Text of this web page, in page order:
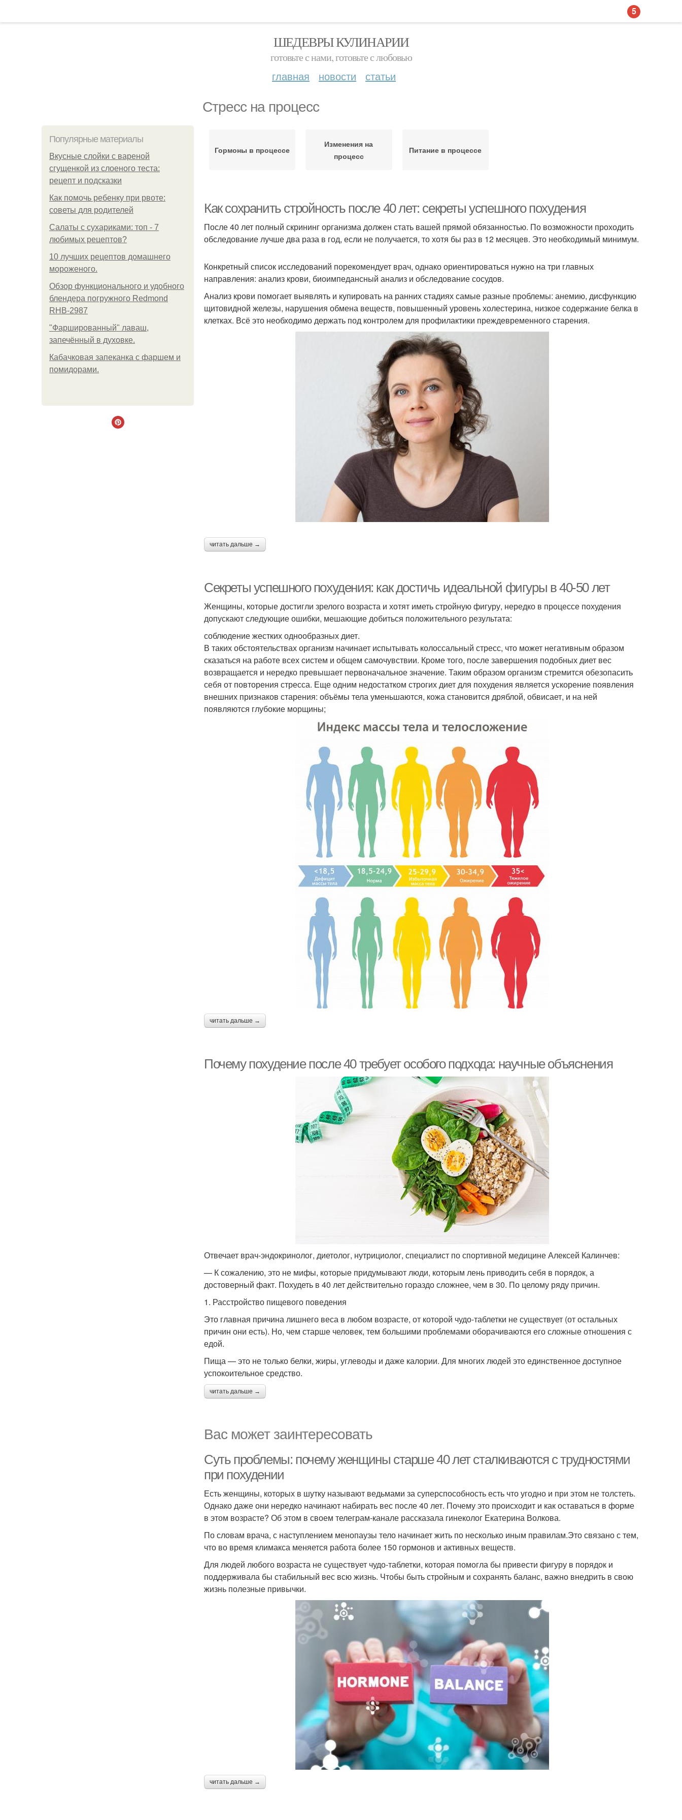
ШЕДЕВРЫ КУЛИНАРИИ
готовьте с нами, готовьте с любовью
главная новости статьи
Стресс на процесс
Популярные материалы
Вкусные слойки с вареной
сгущенкой из слоеного теста:
рецепт и подсказки
Как помочь ребенку при рвоте:
советы для родителей
Салаты с сухариками: топ - 7
любимых рецептов?
10 лучших рецептов домашнего
мороженого.
Обзор функционального и удобного
блендера погружного Redmond
RHB-2987
"Фаршированный" лаваш,
запечённый в духовке.
Кабачковая запеканка с фаршем и
помидорами.
Гормоны в процессе
Изменения на
процесс
Питание в процессе
Как сохранить стройность после 40 лет: секреты успешного похудения
После 40 лет полный скрининг организма должен стать вашей прямой обязанностью. По возможности проходить
обследование лучше два раза в год, если не получается, то хотя бы раз в 12 месяцев. Это необходимый минимум.
Конкретный список исследований порекомендует врач, однако ориентироваться нужно на три главных
направления: анализ крови, биоимпедансный анализ и обследование сосудов.
Анализ крови помогает выявлять и купировать на ранних стадиях самые разные проблемы: анемию, дисфункцию
щитовидной железы, нарушения обмена веществ, повышенный уровень холестерина, низкое содержание белка в
клетках. Всё это необходимо держать под контролем для профилактики преждевременного старения.
читать дальше →
Секреты успешного похудения: как достичь идеальной фигуры в 40-50 лет
Женщины, которые достигли зрелого возраста и хотят иметь стройную фигуру, нередко в процессе похудения
допускают следующие ошибки, мешающие добиться положительного результата:
соблюдение жестких однообразных диет.
В таких обстоятельствах организм начинает испытывать колоссальный стресс, что может негативным образом
сказаться на работе всех систем и общем самочувствии. Кроме того, после завершения подобных диет вес
возвращается и нередко превышает первоначальное значение. Таким образом организм стремится обезопасить
себя от повторения стресса. Еще одним недостатком строгих диет для похудения является ускорение появления
внешних признаков старения: объёмы тела уменьшаются, кожа становится дряблой, обвисает, и на ней
появляются глубокие морщины;
читать дальше →
Почему похудение после 40 требует особого подхода: научные объяснения
Отвечает врач-эндокринолог, диетолог, нутрициолог, специалист по спортивной медицине Алексей Калинчев:
— К сожалению, это не мифы, которые придумывают люди, которым лень приводить себя в порядок, а
достоверный факт. Похудеть в 40 лет действительно гораздо сложнее, чем в 30. По целому ряду причин.
1. Расстройство пищевого поведения
Это главная причина лишнего веса в любом возрасте, от которой чудо-таблетки не существует (от остальных
причин они есть). Но, чем старше человек, тем большими проблемами оборачиваются его сложные отношения с
едой.
Пища — это не только белки, жиры, углеводы и даже калории. Для многих людей это единственное доступное
успокоительное средство.
читать дальше →
Вас может заинтересовать
Суть проблемы: почему женщины старше 40 лет сталкиваются с трудностями
при похудении
Есть женщины, которых в шутку называют ведьмами за суперспособность есть что угодно и при этом не толстеть.
Однако даже они нередко начинают набирать вес после 40 лет. Почему это происходит и как оставаться в форме
в этом возрасте? Об этом в своем телеграм-канале рассказала гинеколог Екатерина Волкова.
По словам врача, с наступлением менопаузы тело начинает жить по несколько иным правилам.Это связано с тем,
что во время климакса меняется работа более 150 гормонов и активных веществ.
Для людей любого возраста не существует чудо-таблетки, которая помогла бы привести фигуру в порядок и
поддерживала бы стабильный вес всю жизнь. Чтобы быть стройным и сохранять баланс, важно внедрить в свою
жизнь полезные привычки.
читать дальше →
5